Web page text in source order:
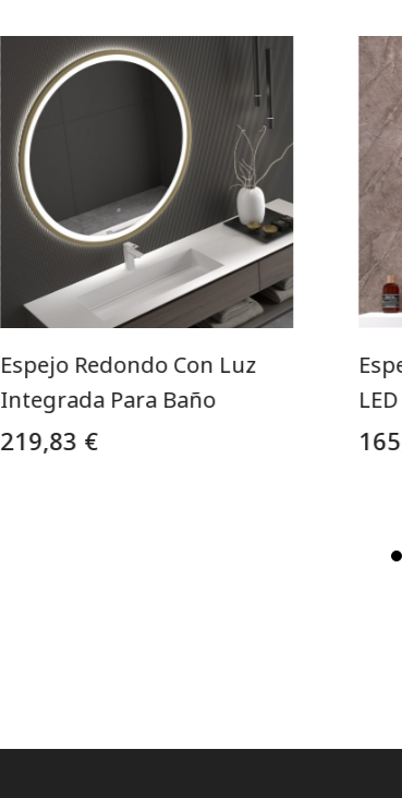
Espejo Redondo Con Luz
Integrada Para Baño
219,83 €